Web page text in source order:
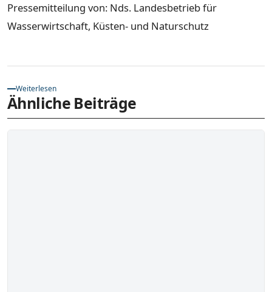
Pressemitteilung von: Nds. Landesbetrieb für
Wasserwirtschaft, Küsten- und Naturschutz
Weiterlesen
Ähnliche Beiträge